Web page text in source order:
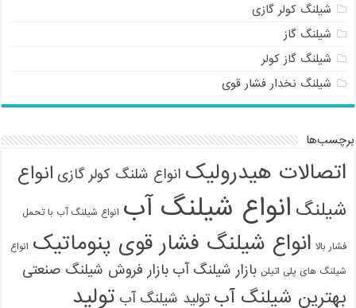
شیلنگ کولر گازی
شیلنگ گاز
شیلنگ گاز کولر
شیلنگ نخدار فشار قوی
برچسب‌ها
اتصالات هیدرولیک انواع شلنگ کولر گازی انواع
شیلنگ انواع شیلنگ آب انواع شیلنگ آب با تحمل
فشار بالا انواع شیلنگ فشار قوی پنوماتیک انواع
شیلنگ های پلی اتیلن بازار شیلنگ آب بازار فروش شیلنگ صنعتی
بهترین شیلنگ آب تولید شیلنگ آب تولید